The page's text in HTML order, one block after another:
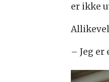
er ikke
– Jeg